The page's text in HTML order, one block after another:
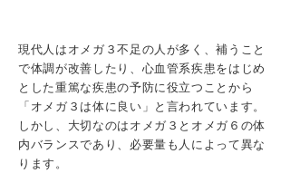
​現代人はオメガ３不足の人が多く、補うこと
で体調が改善したり、心血管系疾患をはじめ
とした重篤な疾患の予防に役立つことから
「オメガ３は体に良い」と言われています。
しかし、大切なのはオメガ３とオメガ６の体
内バランスであり、必要量も人によって異な
ります。